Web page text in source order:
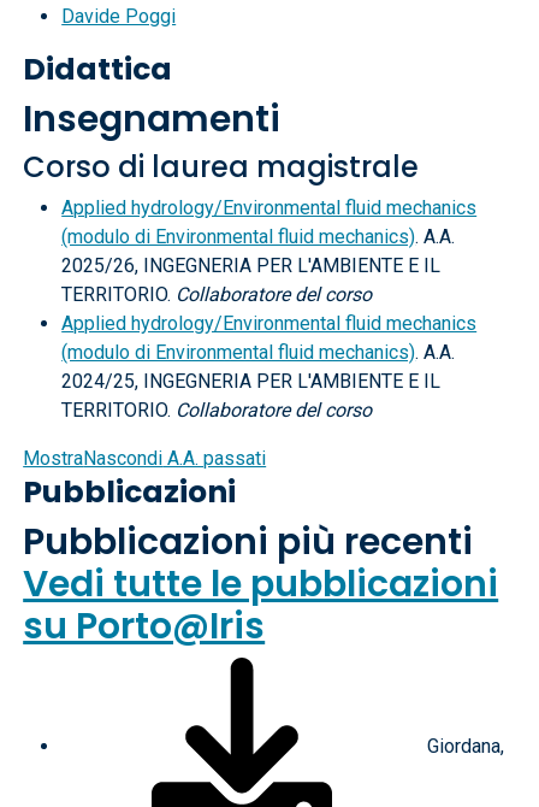
Davide Poggi
Didattica
Insegnamenti
Corso di laurea magistrale
Applied hydrology/Environmental fluid mechanics
(modulo di Environmental fluid mechanics). A.A.
2025/26, INGEGNERIA PER L'AMBIENTE E IL
TERRITORIO. Collaboratore del corso
Applied hydrology/Environmental fluid mechanics
(modulo di Environmental fluid mechanics). A.A.
2024/25, INGEGNERIA PER L'AMBIENTE E IL
TERRITORIO. Collaboratore del corso
MostraNascondi A.A. passati
Pubblicazioni
Pubblicazioni più recenti
Vedi tutte le pubblicazioni
su Porto@Iris
Giordana,